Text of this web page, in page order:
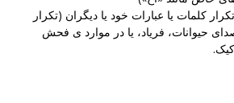
کلمات یا عبارات خود یا دیگران (تکرار
حیوانات، فریاد، یا در موارد ی فحش